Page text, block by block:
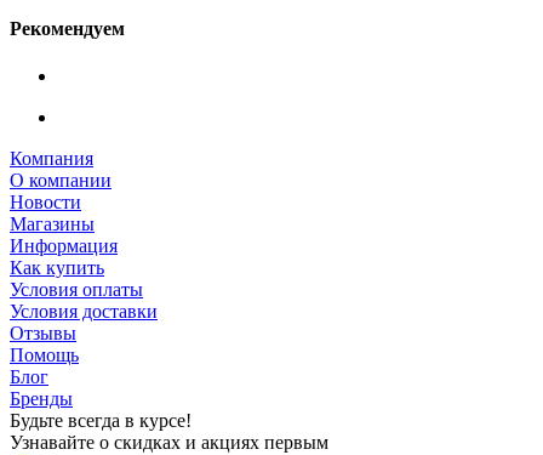
Рекомендуем
Компания
О компании
Новости
Магазины
Информация
Как купить
Условия оплаты
Условия доставки
Отзывы
Помощь
Блог
Бренды
Будьте всегда в курсе!
Узнавайте о скидках и акциях первым